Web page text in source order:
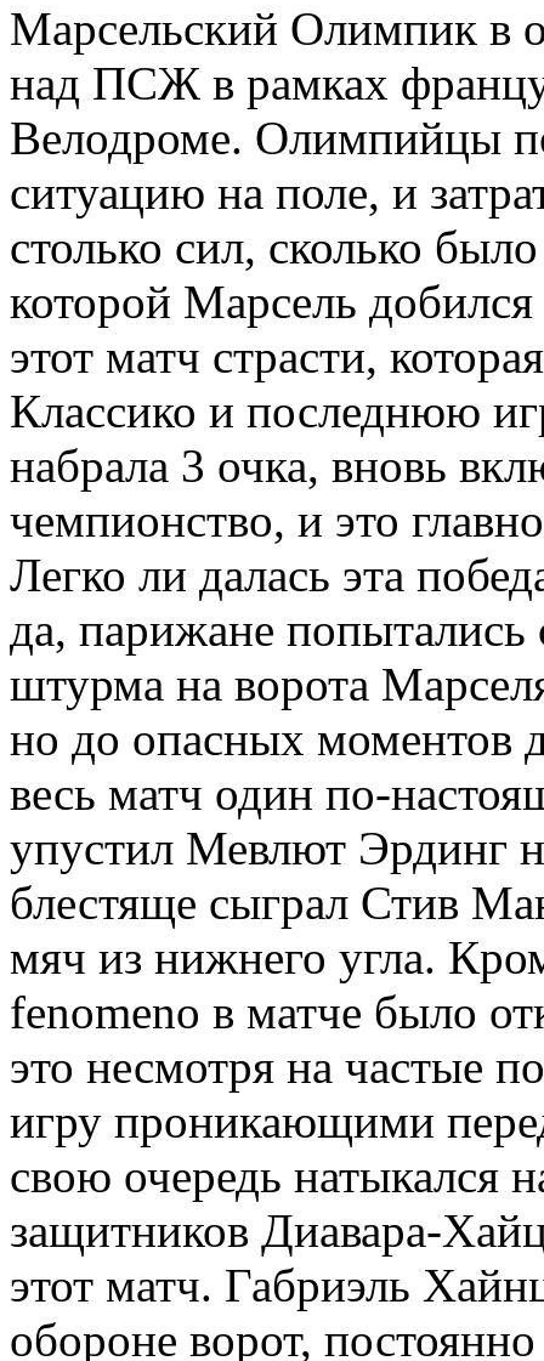
Марсельский Олимпик в
над ПСЖ в рамках
Велодроме. Олимпийцы
ситуацию на поле, и
столько сил, сколько
которой Марсель
этот матч страсти,
Классико и последнюю
набрала 3 очка, вновь
чемпионство, и это
Легко ли далась эта
да, парижане попытались
штурма на ворота
но до опасных моментов
весь матч один по-
упустил Мевлют Эрдинг
блестяще сыграл Стив
мяч из нижнего угла.
fenomeno в матче было
это несмотря на частые
игру проникающими
свою очередь натыкался
защитников Диавара-
этот матч. Габриэль
обороне ворот,